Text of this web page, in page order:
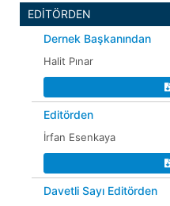
EDİTÖRDEN
Dernek Başkanından
Halit Pınar
Editörden
İrfan Esenkaya
Davetli Sayı Editörden